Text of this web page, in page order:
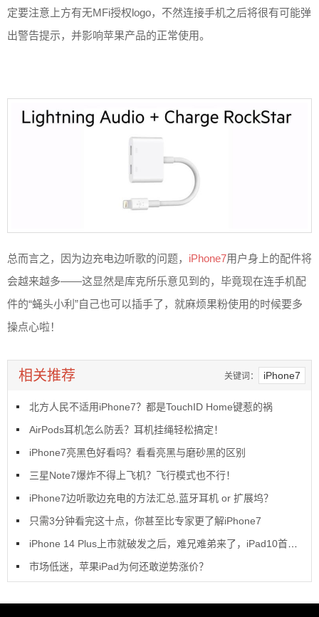
定要注意上方有无MFi授权logo，不然连接手机之后将很有可能弹
出警告提示，并影响苹果产品的正常使用。
总而言之，因为边充电边听歌的问题， iPhone7用户身上的配件将
会越来越多——这显然是库克所乐意见到的，毕竟现在连手机配
件的“蝇头小利”自己也可以插手了，就麻烦果粉使用的时候要多
操点心啦！
相关推荐 关键词： iPhone7
北方人民不适用iPhone7？都是TouchID Home键惹的祸
AirPods耳机怎么防丢？耳机挂绳轻松搞定！
iPhone7亮黑色好看吗？看看亮黑与磨砂黑的区别
三星Note7爆炸不得上飞机？飞行模式也不行！
iPhone7边听歌边充电的方法汇总,蓝牙耳机 or 扩展坞？
只需3分钟看完这十点，你甚至比专家更了解iPhone7
iPhone 14 Plus上市就破发之后，难兄难弟来了，iPad10首销也破发了
市场低迷，苹果iPad为何还敢逆势涨价？